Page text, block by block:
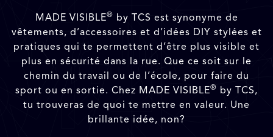
MADE VISIBLE® by TCS est synonyme de
vêtements, d’accessoires et d’idées DIY stylées et
pratiques qui te permettent d’être plus visible et
plus en sécurité dans la rue. Que ce soit sur le
chemin du travail ou de l’école, pour faire du
sport ou en sortie. Chez MADE VISIBLE® by TCS,
tu trouveras de quoi te mettre en valeur. Une
brillante idée, non?